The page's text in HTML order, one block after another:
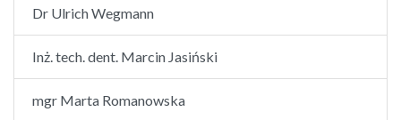
Dr Ulrich Wegmann
Inż. tech. dent. Marcin Jasiński
mgr Marta Romanowska